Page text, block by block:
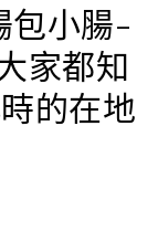
包小腸-
家都知
的在地